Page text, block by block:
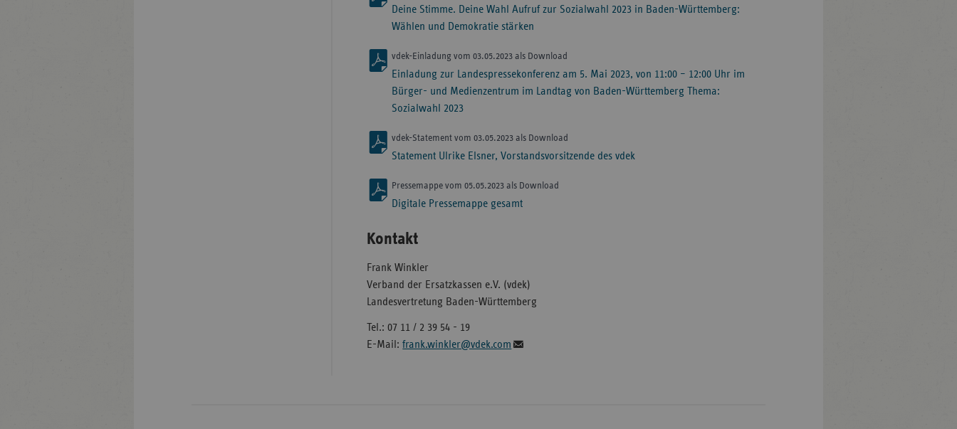
Deine Stimme. Deine Wahl Aufruf zur Sozialwahl 2023 in Baden-Württemberg:
Wählen und Demokratie stärken
vdek-Einladung vom 03.05.2023 als Download
Einladung zur Landespressekonferenz am 5. Mai 2023, von 11:00 – 12:00 Uhr im
Bürger- und Medienzentrum im Landtag von Baden-Württemberg Thema:
Sozialwahl 2023
vdek-Statement vom 03.05.2023 als Download
Statement Ulrike Elsner, Vorstandsvorsitzende des vdek
Pressemappe vom 05.05.2023 als Download
Digitale Pressemappe gesamt
Kontakt
Frank Winkler
Verband der Ersatzkassen e.V. (vdek)
Landesvertretung Baden-Württemberg
Tel.: 07 11 / 2 39 54 - 19
E-Mail:frank.winkler@vdek.com